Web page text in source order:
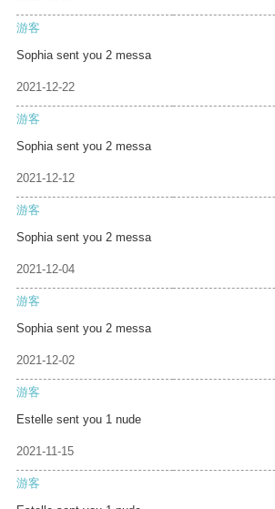
游客
Sophia sent you 2 messa
2021-12-22
游客
Sophia sent you 2 messa
2021-12-12
游客
Sophia sent you 2 messa
2021-12-04
游客
Sophia sent you 2 messa
2021-12-02
游客
Estelle sent you 1 nude
2021-11-15
游客